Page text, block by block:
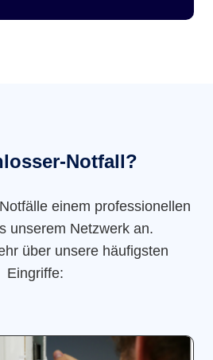
Notfall?
einem professionellen
unserem Netzwerk an.
über unsere häufigsten
Eingriffe: